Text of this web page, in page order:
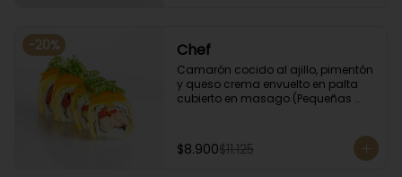
-20% Chef
Camarón cocido al ajillo, pimentón
y queso crema envuelto en palta
cubierto en masago (Pequeñas
$8.900$11.125